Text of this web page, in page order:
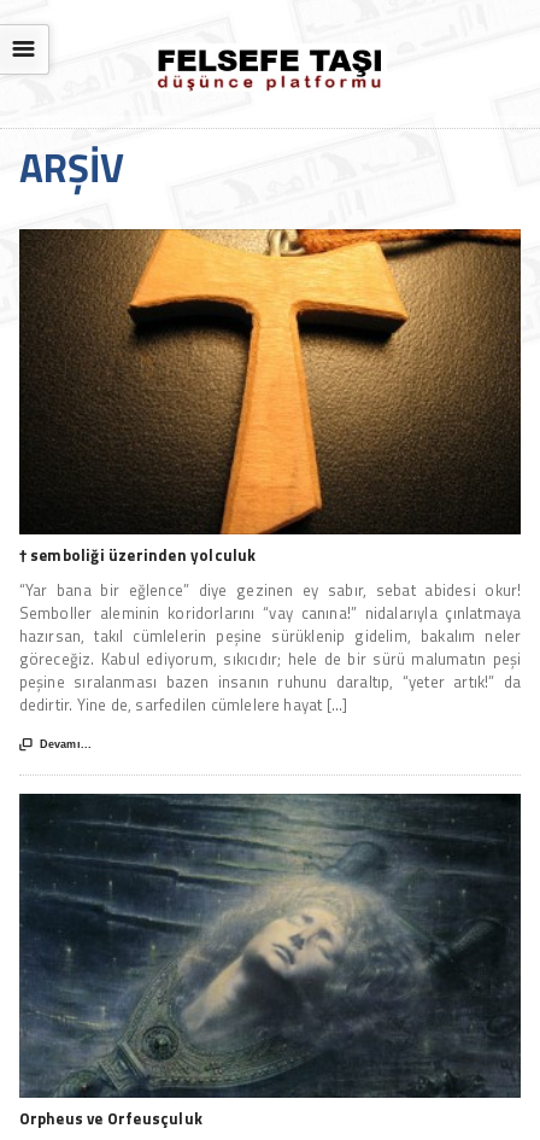
☰
ARŞIV
† semboliği üzerinden yolculuk
“Yar bana bir eğlence” diye gezinen ey sabır, sebat abidesi okur!
Semboller aleminin koridorlarını “vay canına!” nidalarıyla çınlatmaya
hazırsan, takıl cümlelerin peşine sürüklenip gidelim, bakalım neler
göreceğiz. Kabul ediyorum, sıkıcıdır; hele de bir sürü malumatın peşi
peşine sıralanması bazen insanın ruhunu daraltıp, “yeter artık!” da
dedirtir. Yine de, sarfedilen cümlelere hayat [...]
 Devamı...
Orpheus ve Orfeusçuluk